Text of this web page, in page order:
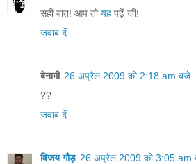
सही बात! आप तोयह पढ़ें जी!
जवाब दें
बेनामी 26 अप्रैल 2009 को 2:18 am बजे
??
जवाब दें
विजय गौड़ 26 अप्रैल 2009 को 3:05 am